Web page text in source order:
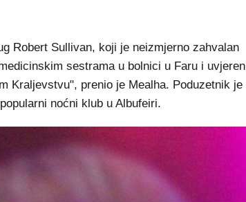
Robert Sullivan, koji je neizmjerno zahvalan
sestrama u bolnici u Faru i uvjeren
Kraljevstvu", prenio je Mealha. Poduzetnik je
noćni klub u Albufeiri.